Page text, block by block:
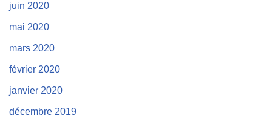
juin 2020
mai 2020
mars 2020
février 2020
janvier 2020
décembre 2019